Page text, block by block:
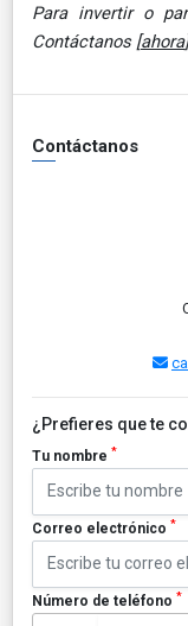
Para invertir o
Contáctanos [ahora
Contáctanos
¿Prefieres que te
Tu nombre *
Correo electrónico *
Número de teléfono *